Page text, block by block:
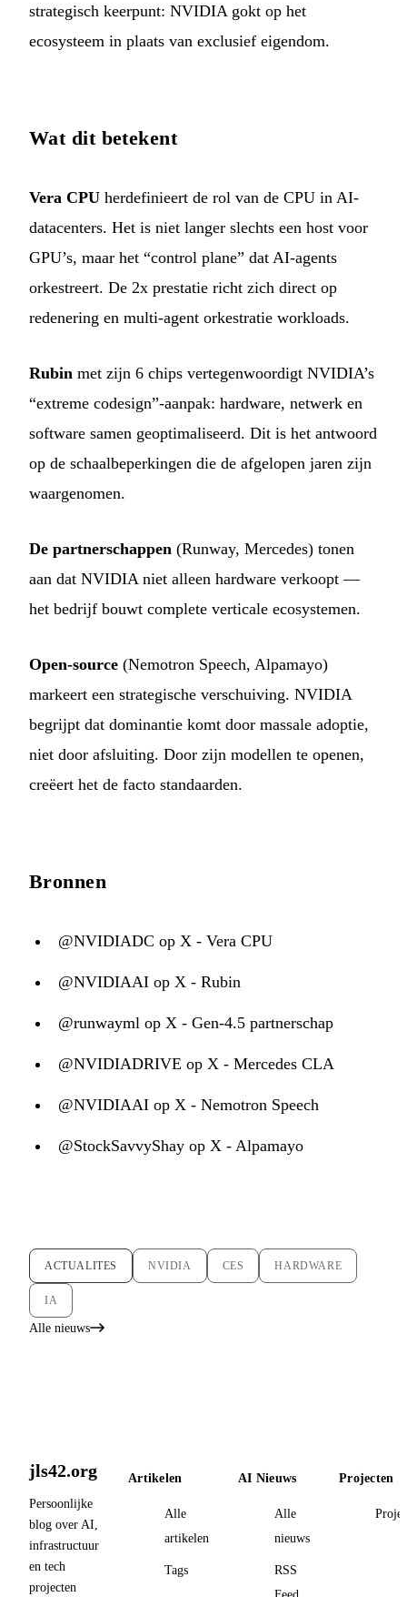
strategisch keerpunt: NVIDIA gokt op het
ecosysteem in plaats van exclusief eigendom.
Wat dit betekent
Vera CPU herdefinieert de rol van de CPU in AI-
datacenters. Het is niet langer slechts een host voor
GPU’s, maar het “control plane” dat AI-agents
orkestreert. De 2x prestatie richt zich direct op
redenering en multi-agent orkestratie workloads.
Rubin met zijn 6 chips vertegenwoordigt NVIDIA’s
“extreme codesign”-aanpak: hardware, netwerk en
software samen geoptimaliseerd. Dit is het antwoord
op de schaalbeperkingen die de afgelopen jaren zijn
waargenomen.
De partnerschappen (Runway, Mercedes) tonen
aan dat NVIDIA niet alleen hardware verkoopt —
het bedrijf bouwt complete verticale ecosystemen.
Open-source (Nemotron Speech, Alpamayo)
markeert een strategische verschuiving. NVIDIA
begrijpt dat dominantie komt door massale adoptie,
niet door afsluiting. Door zijn modellen te openen,
creëert het de facto standaarden.
Bronnen
@NVIDIADC op X - Vera CPU
@NVIDIAAI op X - Rubin
@runwayml op X - Gen-4.5 partnerschap
@NVIDIADRIVE op X - Mercedes CLA
@NVIDIAAI op X - Nemotron Speech
@StockSavvyShay op X - Alpamayo
ACTUALITES NVIDIA CES HARDWARE
IA
Alle nieuws
jls42.org
Persoonlijke
blog over AI,
infrastructuur
en tech
projecten
Artikelen
Alle
artikelen
Tags
AI Nieuws
Alle
nieuws
RSS
Projecten